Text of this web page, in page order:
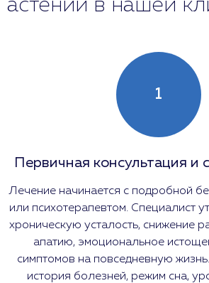
астении в нашей
1
Первичная консультация и
Лечение начинается с подробной
или психотерапевтом. Специалист
хроническую усталость, снижение
апатию, эмоциональное
симптомов на повседневную
история болезней, режим сна,